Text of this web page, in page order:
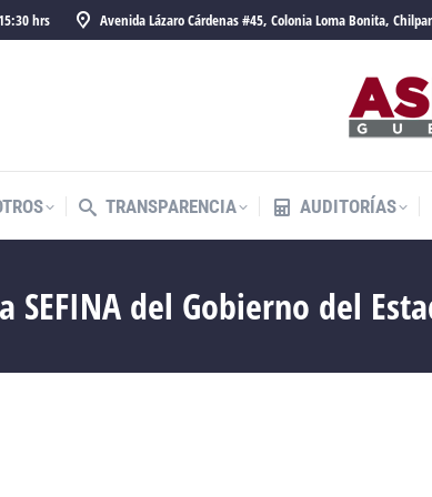
hrs Avenida Lázaro Cárdenas #45, Colonia Loma Bonita,
TRANSPARENCIA AUDITORÍAS
SEFINA del Gobierno del